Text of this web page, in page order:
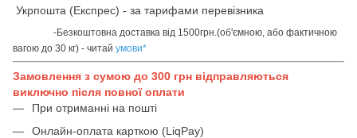
Укрпошта (Експрес) - за тарифами перевізника
-Безкоштовна доставка від 1500грн.(об'ємною, або фактичною
вагою до 30 кг) - читай умови*
Замовлення з сумою до 300 грн відправляються
виключно після повної оплати
При отриманні на пошті
Онлайн-оплата карткою (LiqPay)